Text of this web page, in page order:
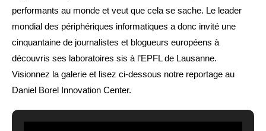
performants au monde et veut que cela se sache. Le leader
mondial des périphériques informatiques a donc invité une
cinquantaine de journalistes et blogueurs européens à
découvris ses laboratoires sis à l’EPFL de Lausanne.
Visionnez la galerie et lisez ci-dessous notre reportage au
Daniel Borel Innovation Center.